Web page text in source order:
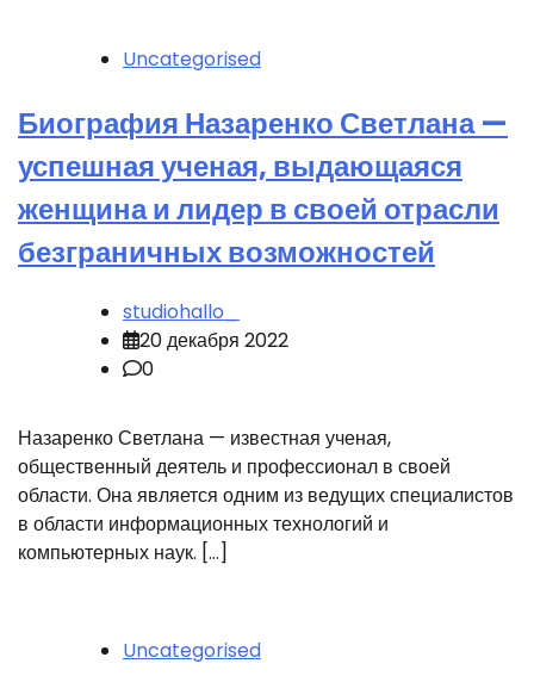
Uncategorised
Биография Назаренко Светлана —
успешная ученая, выдающаяся
женщина и лидер в своей отрасли
безграничных возможностей
studiohallo_
20 декабря 2022
0
Назаренко Светлана — известная ученая,
общественный деятель и профессионал в своей
области. Она является одним из ведущих специалистов
в области информационных технологий и
компьютерных наук. […]
Uncategorised